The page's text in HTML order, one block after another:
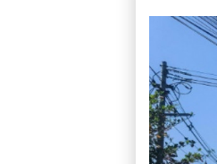
Aux Etats-Unis, la colère
Dans le nord-est de
Indonésie : un parc national